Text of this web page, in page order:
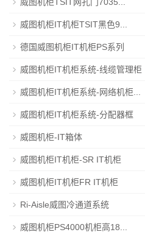
威图机柜IT机柜TSIT黑色9...
德国威图机柜IT机柜PS系列
威图机柜IT机柜系统-线缆管理柜
威图机柜IT机柜系统-网络机柜...
威图机柜IT机柜系统-分配器框
威图机柜-IT箱体
威图机柜IT机柜-SR IT机柜
威图机柜IT机柜FR IT机柜
Ri-Aisle威图冷通道系统
威图机柜PS4000机柜高18...